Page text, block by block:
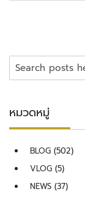
ร
จั
บ
ล
ห
ะ
ค้นหา
หมวดหมู่
BLOG (502)
VLOG (5)
NEWS (37)